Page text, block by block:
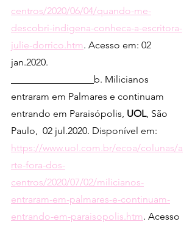
centros/2020/06/04/quando-me-
descobri-indigena-conheca-a-escritora-
julie-dorrico.htm. Acesso em: 02
jan.2020.
_________________b. Milicianos
entraram em Palmares e continuam
entrando em Paraisópolis, UOL, São
Paulo,  02 jul.2020. Disponível em:
https://www.uol.com.br/ecoa/colunas/a
rte-fora-dos-
centros/2020/07/02/milicianos-
entraram-em-palmares-e-continuam-
entrando-em-paraisopolis.htm. Acesso